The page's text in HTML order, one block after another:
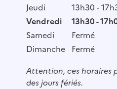
Jeudi
13h30 -
Vendredi
13h30 -
Samedi
Fermé
Dimanche Fermé
Attention, ces horaires
des jours fériés.